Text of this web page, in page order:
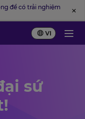
để có trải nghiệm
VI
sứ